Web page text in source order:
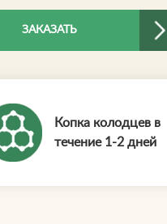
ЗАКАЗАТЬ
Копка колодцев в
течение 1-2 дней